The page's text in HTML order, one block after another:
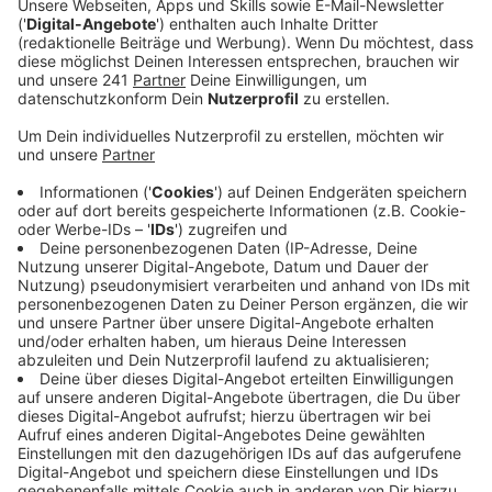
Veröffentlicht:Freitag, 29.11.2024 11:15
Anzeige
Laura Potting
Von Null auf Potting: "Weihnachtsfeiertypen"